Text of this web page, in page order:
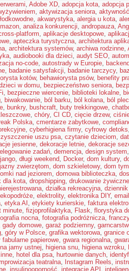
, Adobe XD, adopcja kota, adopcja
, aktywizacja seniora,
, akwarystyka, alergia u kota,
, analiza konkurencji, andropauza,
platform, aplikacje desktopowe,
, apteczka turystyczna, architektura
, architektura systemów, archiwa rodzinne,
, audiobooki dla dzieci, audyt SEO,
no-code, autostrady w Europie,
, badanie satysfakcji, badanie tarczycy,
kotów, behawiorysta psów, benefity
w domu, bezpieczeństwo seniora,
, bezpieczne wiercenie, biblioteki lokalne,
, biwakowanie, ból barku, ból kolana, ból
, bunkry, bushcraft, buty trekkingowe,
, chóry, CI CD, cięcie drzew,
Polska, cmentarze zabytkowe,
, cyberhigiena firmy, cyfrowy detoks
uszu psa, czytanie dzieciom,
jesienne, dekoracje letnie, dekoracje
zadań, demencja, design system
, długi weekend, Docker, dom kultury,
zwierzętom, dom szkieletowy, dom
nad jeziorem, domowa biblioteczka,
dla kota, dropshipping, drukowanie żywiczne
, działka rekreacyjna,
ekopodróże, elektrolity, elektronika DIY,
, etyka AI , etykiety kurierskie, faktura
minute, fizjoprofilaktyka, Flask, florystyka
nocna, fotografia podróżnicza,
gady domowe, garaż podziemny,
, góry w Polsce, grafika wektorowa, granice
fabularne papierowe, gwara regionalna,
jamy ustnej, higiena snu, higiena wzroku,
, hotel dla psa, hurtownie danych,
teatralna, Instagram Reels,
, insulinooporność, integracje API ,